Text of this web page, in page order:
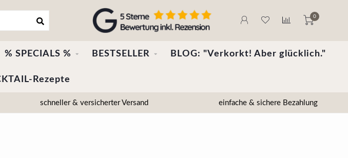
0
% SPECIALS % BESTSELLER BLOG: "Verkorkt! Aber glücklich."
Rezepte
schneller & versicherter Versand einfache & sichere Bezahlung